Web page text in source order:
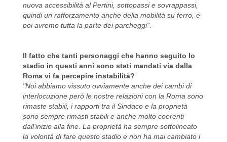
nuova accessibilità al Pertini, sottopassi e sovrappassi,
quindi un rafforzamento anche della mobilità su ferro, e
poi avremo tutta la parte dei parcheggi".
Il fatto che tanti personaggi che hanno seguito lo
stadio in questi anni sono stati mandati via dalla
Roma vi fa percepire instabilità?
"Noi abbiamo vissuto ovviamente anche dei cambi di
interlocuzione però le nostre relazioni con la Roma sono
rimaste stabili, i rapporti tra il Sindaco e la proprietà
sono sempre rimasti stabili e anche molto coerenti
dall'inizio alla fine. La proprietà ha sempre sottolineato
la volontà di fare questo stadio e non ha mai cambiato i